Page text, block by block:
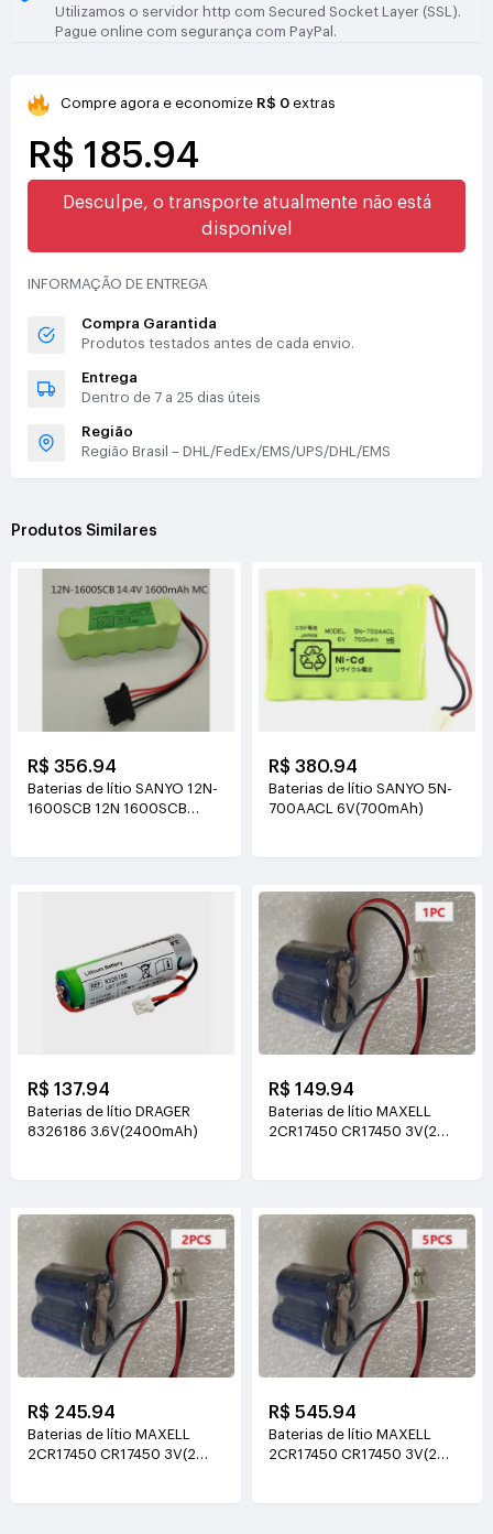
Utilizamos o servidor http com Secured Socket Layer (SSL).
Pague online com segurança com PayPal.
Compre agora e economize R$ 0 extras
R$ 185.94
Desculpe, o transporte atualmente não está
disponível
INFORMAÇÃO DE ENTREGA
Compra Garantida
Produtos testados antes de cada envio.
Entrega
Dentro de 7 a 25 dias úteis
Região
Região Brasil – DHL/FedEx/EMS/UPS/DHL/EMS
Produtos Similares
R$ 356.94
Baterias de lítio SANYO 12N-
1600SCB 12N 1600SCB
R$ 380.94
Baterias de lítio SANYO 5N-
700AACL 6V(700mAh)
R$ 137.94
Baterias de lítio DRAGER
8326186 3.6V(2400mAh)
R$ 149.94
Baterias de lítio MAXELL
2CR17450 CR17450 3V(2
R$ 245.94
Baterias de lítio MAXELL
2CR17450 CR17450 3V(2
R$ 545.94
Baterias de lítio MAXELL
2CR17450 CR17450 3V(2